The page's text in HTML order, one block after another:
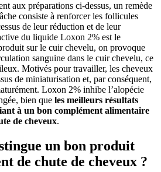
aux préparations ci-dessus, un remède
consiste à renforcer les follicules
de leur réduction et de leur
du liquide Loxon 2% est le
sur le cuir chevelu, on provoque
sanguine dans le cuir chevelu, ce
Motivés pour travailler, les cheveux
de miniaturisation et, par conséquent,
Loxon 2% inhibe l’alopécie
bien que les meilleurs résultats
à un bon complément alimentaire
de cheveux.
un bon produit
de chute de cheveux ?